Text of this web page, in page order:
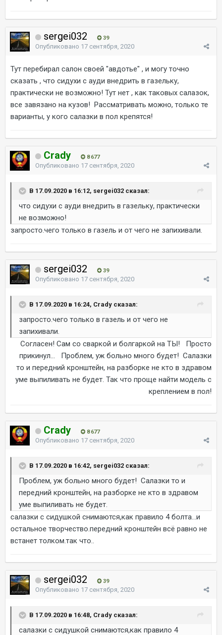
sergei032 39
Опубликовано 17 сентября, 2020
Тут перебирал салон своей "авдотье" , и могу точно
сказать , что сидухи с ауди внедрить в газельку,
практически не возможно! Тут нет , как таковых салазок,
все завязано на кузов! Рассматривать можно, только те
варианты, у кого салазки в пол крепятся!
Crady 8 677
Опубликовано 17 сентября, 2020
В 17.09.2020 в 16:12, sergei032 сказал:
что сидухи с ауди внедрить в газельку, практически
не возможно!
запросто.чего только в газель и от чего не запихивали.
sergei032 39
Опубликовано 17 сентября, 2020
В 17.09.2020 в 16:24, Crady сказал:
запросто.чего только в газель и от чего не
запихивали.
Согласен! Сам со сваркой и болгаркой на ТЫ! Просто
прикинул... Проблем, уж больно много будет! Салазки
то и передний кронштейн, на разборке не кто в здравом
уме выпиливать не будет. Так что проще найти модель с
креплением в пол!
Crady 8 677
Опубликовано 17 сентября, 2020
В 17.09.2020 в 16:42, sergei032 сказал:
Проблем, уж больно много будет! Салазки то и
передний кронштейн, на разборке не кто в здравом
уме выпиливать не будет.
салазки с сидушкой снимаются,как правило 4 болта...и
остальное творчество.передний кронштейн всё равно не
встанет толком.так что..
sergei032 39
Опубликовано 17 сентября, 2020
В 17.09.2020 в 16:48, Crady сказал:
салазки с сидушкой снимаются,как правило 4